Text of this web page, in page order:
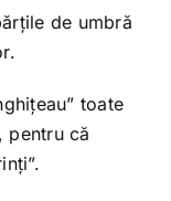
de umbră
toate
pentru că